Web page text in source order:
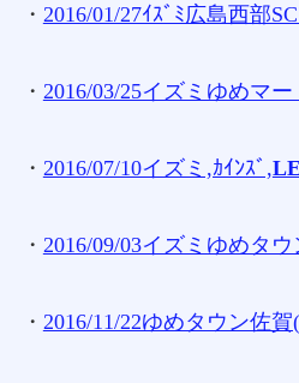
・ 2016/01/27ｲｽﾞﾐ広島西部
・ 2016/03/25イズミゆめマ
・ 2016/07/10イズミ,ｶｲﾝｽﾞ,
・ 2016/09/03イズミゆめタ
・ 2016/11/22ゆめタウン佐